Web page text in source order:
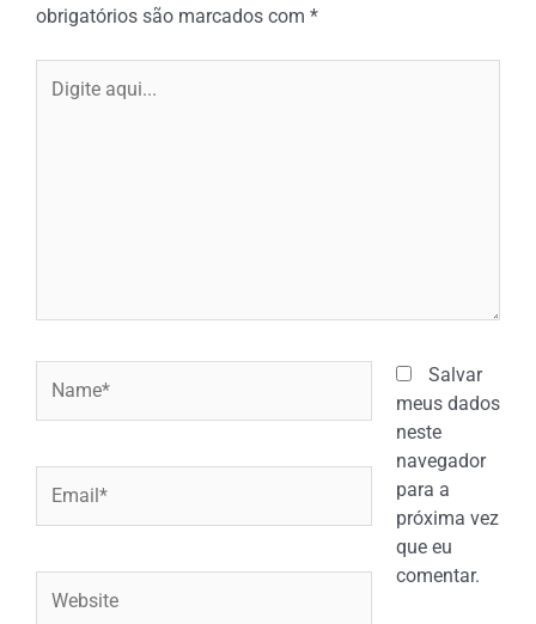
obrigatórios são marcados com *
aqui...
Salvar
meus dados
neste
navegador
para a
próxima vez
que eu
comentar.